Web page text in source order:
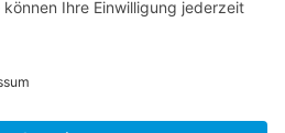
gerechte und nachhaltige
in Waldeck – Waldeck
Wähler:innen!